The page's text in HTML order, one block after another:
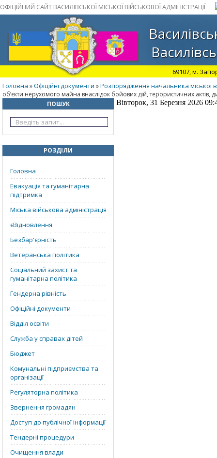
ОФІЦІЙНИЙ САЙТ ВАСИЛІВСЬКОЇ МІСЬКОЇ ВІЙСЬКОВОЇ АДМІНІСТРАЦІЇ
69107, м.
Головна »Офіційні документи »Розпорядження начальника міської
об’єкти нерухомого майна внаслідок бойових дій, терористичних
ПОШУК
РОЗДІЛИ
Головна
Евакуація та гуманітарна
підтримка
Міська військова адміністрація
єВідновлення
Безбар'єрність
Ветеранська політика
Соціальний захист та
гуманітарна політика
Гендерна рівність
Офіційні документи
Відділ освіти
Служба у справах дітей
Бюджет
Комунальні підприємства та
організації
Регуляторна політика
Звернення громадян
Доступ до публічної інформації
Тендерні процедури
Очищення влади
Вівторок, 31 Березня 2026